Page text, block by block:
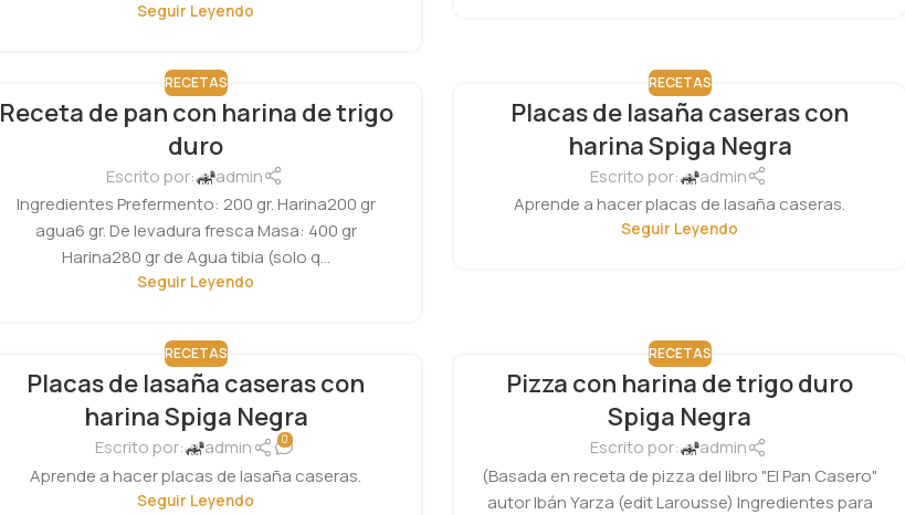
Seguir Leyendo
RECETAS
Receta de pan con harina de trigo
duro
Escrito por:
admin
Ingredientes Prefermento: 200 gr. Harina200 gr
agua6 gr. De levadura fresca Masa: 400 gr
Harina280 gr de Agua tibia (solo q...
Seguir Leyendo
RECETAS
Placas de lasaña caseras con
harina Spiga Negra
Escrito por:
admin
Aprende a hacer placas de lasaña caseras.
Seguir Leyendo
RECETAS
Placas de lasaña caseras con
harina Spiga Negra
Escrito por: admin 0
Aprende a hacer placas de lasaña caseras.
Seguir Leyendo
RECETAS
Pizza con harina de trigo duro
Spiga Negra
Escrito por:
admin
(Basada en receta de pizza del libro "El Pan Casero"
autor Ibán Yarza (edit Larousse) Ingredientes para